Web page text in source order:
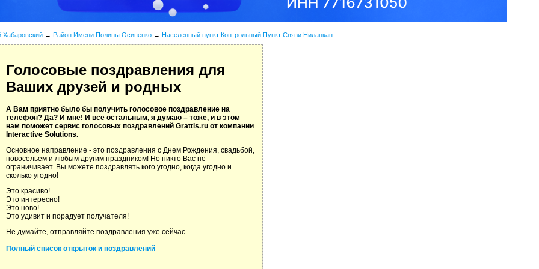
Хабаровский → Район Имени Полины Осипенко → Населенный пункт Контрольный Пункт Связи Ниланкан
Голосовые поздравления для
Ваших друзей и родных
А Вам приятно было бы получить голосовое поздравление на
телефон? Да? И мне! И все остальным, я думаю – тоже, и в этом
нам поможет сервис голосовых поздравлений Grattis.ru от компании
Interactive Solutions.
Основное направление - это поздравления с Днем Рождения, свадьбой,
новосельем и любым другим праздником! Но никто Вас не
ограничивает. Вы можете поздравлять кого угодно, когда угодно и
сколько угодно!
Это красиво!
Это интересно!
Это ново!
Это удивит и порадует получателя!
Не думайте, отправляйте поздравления уже сейчас.
Полный список открыток и поздравлений